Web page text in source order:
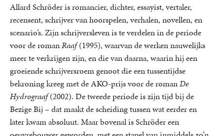
Allard Schröder is romancier, dichter, essayist, vertaler,
recensent, schrijver van hoorspelen, verhalen, novellen, en
scenario’s. Zijn schrijversleven is te verdelen in de periode
voor de romanRaaf(1995), waarvan de werken nauwelijks
meer te verkrijgen zijn, en die van daarna, waarin hij een
groeiende schrijversroem genoot die een tussentijdse
bekroning kreeg met de AKO-prijs voor de romanDe
Hydrograaf(2002). De tweede periode is zijn tijd bij de
Bezige Bij – dat maakt de scheiding tussen wat eerder en
later kwam absoluut. Maar bovenal is Schröder een